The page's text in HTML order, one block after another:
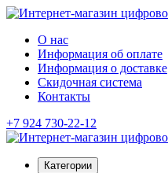
О нас
Информация об оплате
Информация о доставке
Скидочная система
Контакты
+7 924 730-22-12
Категории